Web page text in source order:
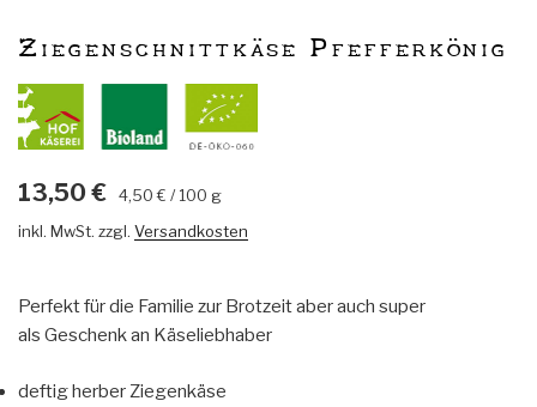
Ziegenschnittkäse Pfefferkönig
13,50 € 4,50€ /100 g
inkl. MwSt. zzgl. Versandkosten
Perfekt für die Familie zur Brotzeit aber auch super
als Geschenk an Käseliebhaber
deftig herber Ziegenkäse